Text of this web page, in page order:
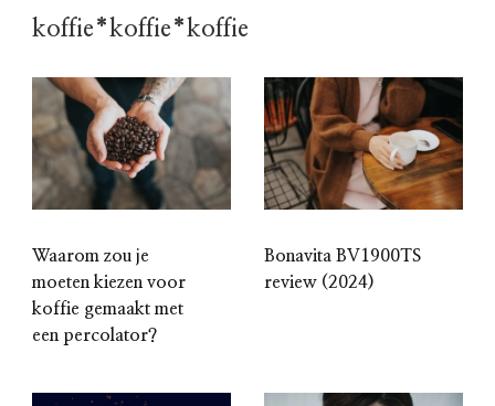
koffie*koffie*koffie
Waarom zou je
moeten kiezen voor
koffie gemaakt met
een percolator?
Bonavita BV1900TS
review (2024)